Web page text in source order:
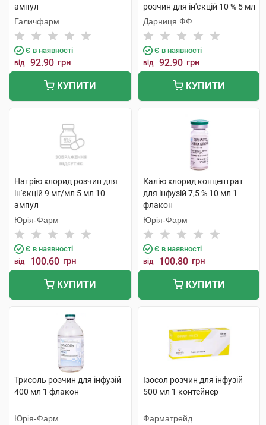
ампул
Галичфарм
Є в наявності
від 92.90 грн
КУПИТИ
розчин для ін'єкцій 10 % 5 мл
10 ампул
Дарниця ФФ
Є в наявності
від 92.90 грн
КУПИТИ
Натрію хлорид розчин для
ін'єкцій 9 мг/мл 5 мл 10
ампул
Юрія-Фарм
Є в наявності
від 100.60 грн
КУПИТИ
Калію хлорид концентрат
для інфузій 7,5 % 10 мл 1
флакон
Юрія-Фарм
Є в наявності
від 100.80 грн
КУПИТИ
Трисоль розчин для інфузій
400 мл 1 флакон
Юрія-Фарм
Ізосол розчин для інфузій
500 мл 1 контейнер
Фарматрейд